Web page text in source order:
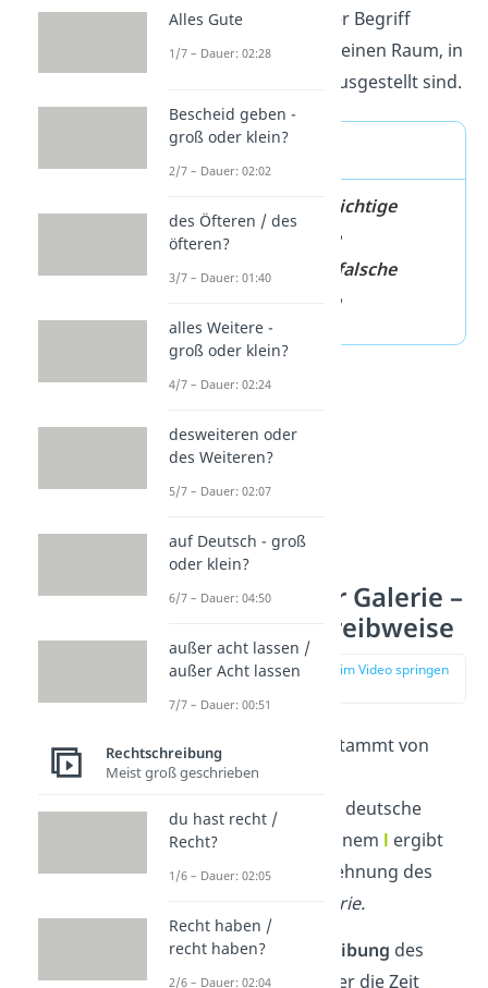
nur mit
. Der Begriff
Galerie bezeichnet einen Raum, in
dem Kunstwerke ausgestellt sind.
Merke
→ richtige
Schreibweise
Gallerie
→ falsche
Schreibweise
Gallerie oder Galerie –
richtige Schreibweise
zur Stelle im Video springen
Das Wort
stammt von
dem italienischen
Begriff
galleria.
Die deutsche
Schreibweise mit einem l ergibt
sich durch die Entlehnung des
galérie.
Nicht nur die
Schreibung des
Wortes hat sich über die Zeit
Alles Gute
1/7 – Dauer: 02:28
Bescheid geben -
groß oder klein?
2/7 – Dauer: 02:02
des Öfteren / des
öfteren?
3/7 – Dauer: 01:40
alles Weitere -
groß oder klein?
4/7 – Dauer: 02:24
desweiteren oder
des Weiteren?
5/7 – Dauer: 02:07
auf Deutsch - groß
oder klein?
6/7 – Dauer: 04:50
außer acht lassen /
außer Acht lassen
7/7 – Dauer: 00:51
Rechtschreibung
Meist groß geschrieben
du hast recht /
Recht?
1/6 – Dauer: 02:05
Recht haben /
recht haben?
2/6 – Dauer: 02:04